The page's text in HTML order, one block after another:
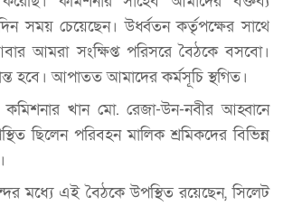
সময় চেয়েছেন। উর্ধ্বতন কর্তৃপক্ষের সাথে
আমরা সংক্ষিপ্ত পরিসরে বৈঠকে বসবো।
হবে। আপাতত আমাদের কর্মসূচি স্থগিত।
কমিশনার খান মো. রেজা-উন-নবীর আহ্বানে
ছিলেন পরিবহন মালিক শ্রমিকদের বিভিন্ন
মধ্যে এই বৈঠকে উপস্থিত রয়েছেন, সিলেট